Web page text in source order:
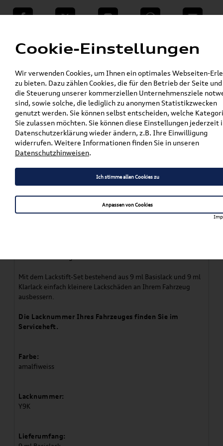
teilen Twitter Instagram WhatsApp E-Mail
VW Shop - VW Originalteile und Zubehör »
Audi Produkte » Audi Original Zubehör »
Pflege, Flüssigkeiten, Lackstifte u. Spraydosen
» Lackstifte »
VW und Audi Lackstift Set LY9K; amalfiweiss
LST0U2Y9K
VW und Audi Lackstift Set
LY9K; amalfiweiss
LST0U2Y9K
Mit dem Lackstift-Set bestehend aus 9 ml Basislack und 9 ml
Klarlack einfach kleinere Lackschäden an Ihrem Fahrzeug
ausbessern.
Die Lacknummer Ihres Fahrzeuges finden Sie im
Serviceheft.
Farbe:
amalfiweiss
Lacknummer:
Y9K
Lieferumfang:
Cookie-Einstellungen
Wir verwenden Cookies, um Ihnen ein optimales Webseiten-
zu bieten. Dazu zählen Cookies, die für den Betrieb der Seite
die Steuerung unserer kommerziellen Unternehmensziele
sind, sowie solche, die lediglich zu anonymen Statistikzwecken
genutzt werden. Sie können selbst entscheiden, welche
Sie zulassen möchten. Sie können diese Einstellungen jederzeit
Datenschutzerklärung wieder ändern, z.B. Ihre Einwilligung
widerrufen. Weitere Informationen finden Sie in unseren
Datenschutzhinweisen.
Ich stimme allen Cookies zu
Anpassen von Cookies